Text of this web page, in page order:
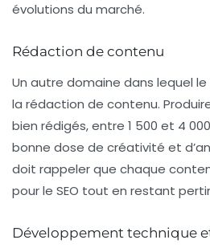
évolutions du marché.
Rédaction de contenu
Un autre domaine dans lequel
la rédaction de contenu.
bien rédigés, entre 1 500 et 4
bonne dose de créativité et
doit rappeler que chaque
pour le SEO tout en restant
Développement technique